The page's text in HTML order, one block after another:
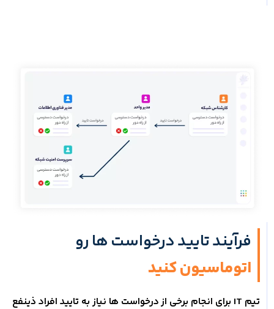
فرآیند تایید درخواست ها رو
اتوماسیون کنید
تیم IT برای انجام برخی از درخواست ها نیاز به تایید افراد ذینفع